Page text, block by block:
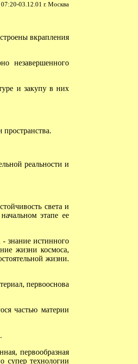
03.12.01 г. Москва
вкрапления
незавершенного
и закупу в них
реальности и
света и
этапе ее
знание истинного
жизни космоса,
жизни.
первооснова
частью материи
первообразная
супер технологии